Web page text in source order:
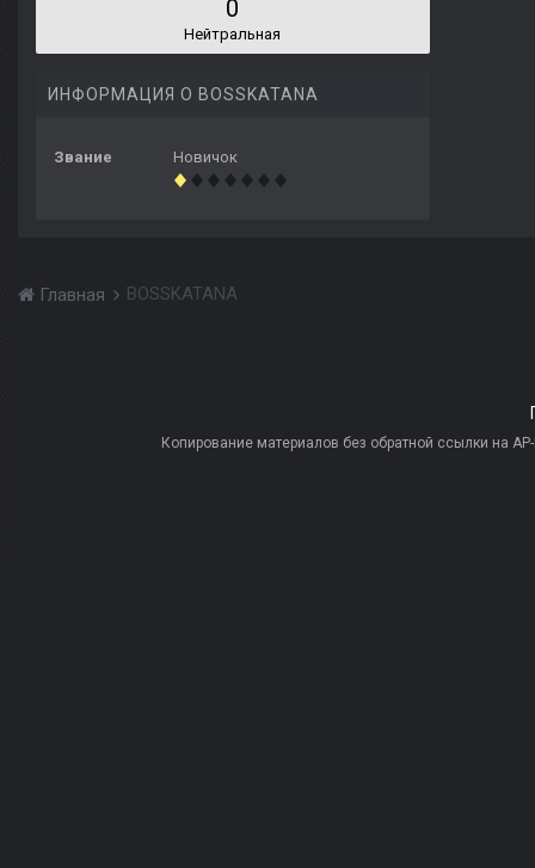
0
Нейтральная
ИНФОРМАЦИЯ О BOSSKATANA
Звание Новичок
Главная BOSSKATANA
Копирование материалов без обратной ссылки на